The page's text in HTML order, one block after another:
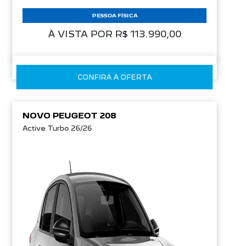
À VISTA POR R$ 113.990,00
PESSOA FÍSICA
CONFIRA A OFERTA
NOVO PEUGEOT 208
Active Turbo 26/26